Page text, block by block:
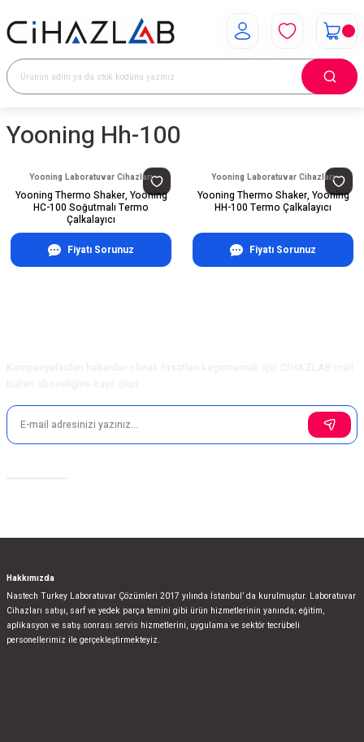
Yooning Hh-100
Yooning Laboratuvar Cihazları
Yooning Thermo Shaker, Yooning
HC-100 Soğutmalı Termo
Çalkalayıcı
Fiyatı Sorunuz
Yooning Laboratuvar Cihazları
Yooning Thermo Shaker, Yooning
HH-100 Termo Çalkalayıcı
Fiyatı Sorunuz
Hakkımızda
Nastech Turkey Laboratuvar Çözümleri 2017 yılında İstanbul’ da kurulmuştur. Laboratuvar
Cihazları satışı, sarf ve yedek parça temini gibi ürün hizmetlerinin yanında; eğitim,
aplikasyon ve satış sonrası servis hizmetlerini, uygulama ve sektör tecrübeli
personellerimiz ile gerçekleştirmekteyiz.